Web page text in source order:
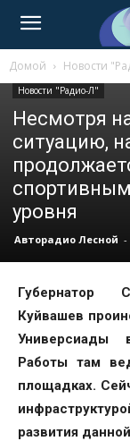
Домой Новости
Новости "Радио-Л"
Несмотря
ситуацию,
уровня
Авторадио Лесной -
Губернатор
Куйвашев
Универсиады
Работы там
площадках.
развития